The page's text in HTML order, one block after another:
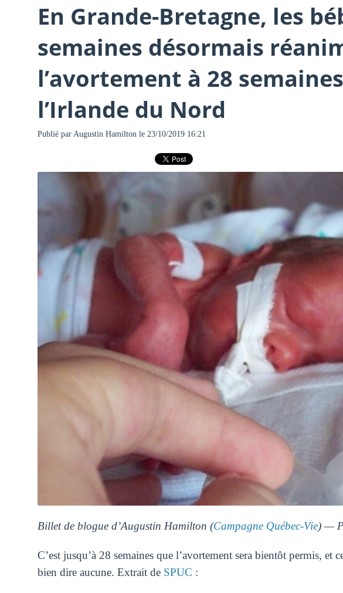
En Grande-Bretagne, les
semaines désormais
l’avortement à 28
l’Irlande du Nord
Publié par Augustin Hamilton le 23/10/2019 16:21
Billet de blogue d’Augustin Hamilton (Campagne Québec-Vie) —
C’est jusqu’à 28 semaines que l’avortement sera bientôt permis, et
bien dire aucune. Extrait de SPUC :